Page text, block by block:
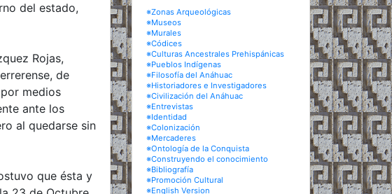
del estado,
Rojas,
de
medios
ante los
al quedarse sin
que ésta y
※Zonas Arqueológicas
※Museos
※Murales
※Códices
※Culturas Ancestrales Prehispánicas
※Pueblos Indígenas
※Filosofía del Anáhuac
※Historiadores e Investigadores
※Civilización del Anáhuac
※Entrevistas
※Identidad
※Colonización
※Mercaderes
※Ontología de la Conquista
※Construyendo el conocimiento
※Bibliografía
※Promoción Cultural
※English Version